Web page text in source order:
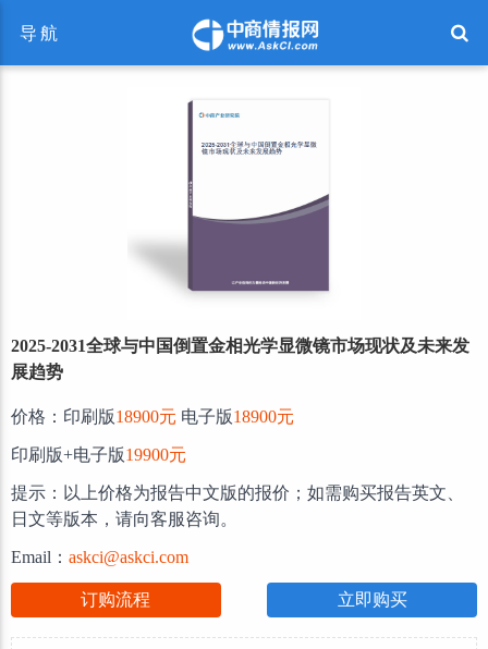
导航
2025-2031全球与中国倒置金相光学显微镜市场现状及未来发
展趋势
价格：印刷版18900元 电子版18900元
印刷版+电子版19900元
提示：以上价格为报告中文版的报价；如需购买报告英文、
日文等版本，请向客服咨询。
Email： askci@askci.com
订购流程 立即购买